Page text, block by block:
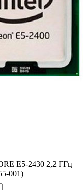
E5-2430 2,2 ГГц
001)